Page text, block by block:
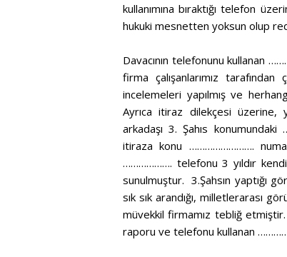
kullanımına bıraktığı telefon
hukuki mesnetten yoksun olup
Davacının telefonunu kullanan
firma çalışanlarımız
incelemeleri yapılmış ve
Ayrıca itiraz dilekçesi üzerine,
arkadaşı 3. Şahıs
itiraza konu …………………….
………………. telefonu 3 yıldır
sunulmuştur. 3.Şahsın yaptığı
sık sık arandığı, milletlerarası
müvekkil firmamız tebliğ
raporu ve telefonu kullanan